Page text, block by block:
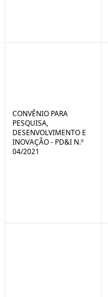
CONVÊNIO PARA
PESQUISA,
DESENVOLVIMENTO E
INOVAÇÃO - PD&I N.º
04/2021